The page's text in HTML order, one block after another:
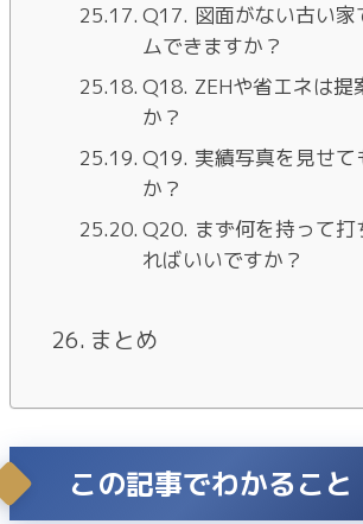
Q17. 図面がない古い家
ムできますか？
Q18. ZEHや省エネは提
か？
Q19. 実績写真を見せて
か？
Q20. まず何を持って打
ればいいですか？
まとめ
この記事でわかること